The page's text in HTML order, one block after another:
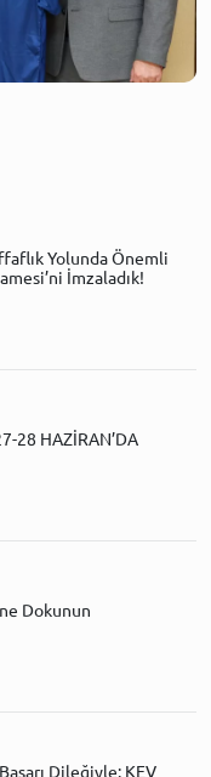
Yolunda Önemli
İmzaladık!
28 HAZİRAN’DA
Dokunun
Dileğiyle: KEV